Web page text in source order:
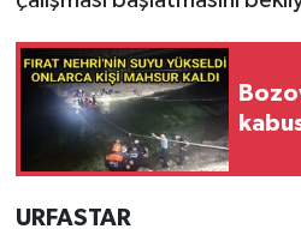
URFASTAR